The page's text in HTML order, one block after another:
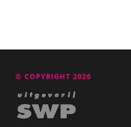
© COPYRIGHT 2026